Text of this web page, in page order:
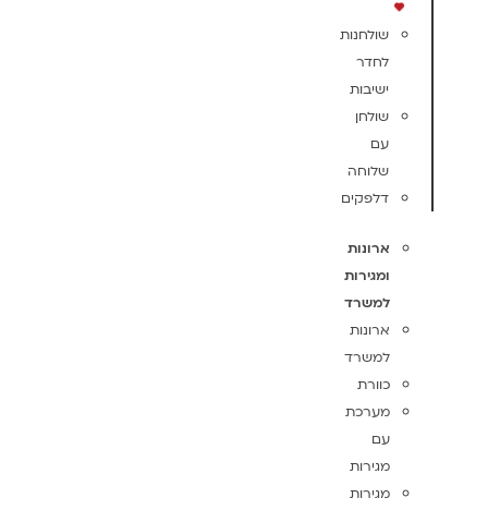
שולחנות
לחדר
ישיבות
שולחן
עם
שלוחה
דלפקים
ארונות
ומגירות
למשרד
ארונות
למשרד
כוורת
מערכת
עם
מגירות
מגירות